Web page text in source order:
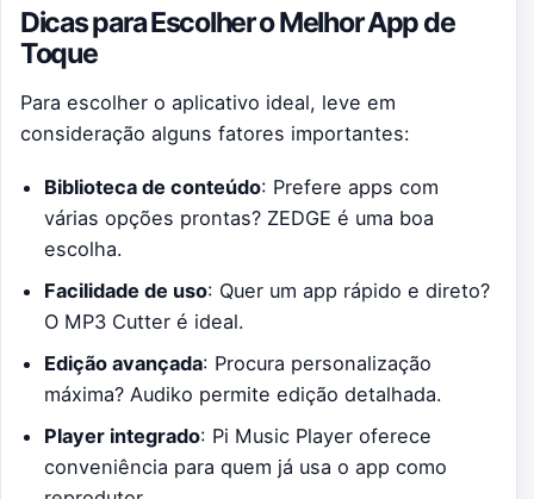
Dicas para Escolher o Melhor App de
Toque
Para escolher o aplicativo ideal, leve em
consideração alguns fatores importantes:
Biblioteca de conteúdo: Prefere apps com
várias opções prontas? ZEDGE é uma boa
escolha.
Facilidade de uso: Quer um app rápido e direto?
O MP3 Cutter é ideal.
Edição avançada: Procura personalização
máxima? Audiko permite edição detalhada.
Player integrado: Pi Music Player oferece
conveniência para quem já usa o app como